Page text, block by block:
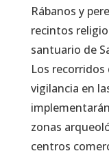
Rábanos y
recintos
santuario de
Los
vigilancia en
zonas
centros